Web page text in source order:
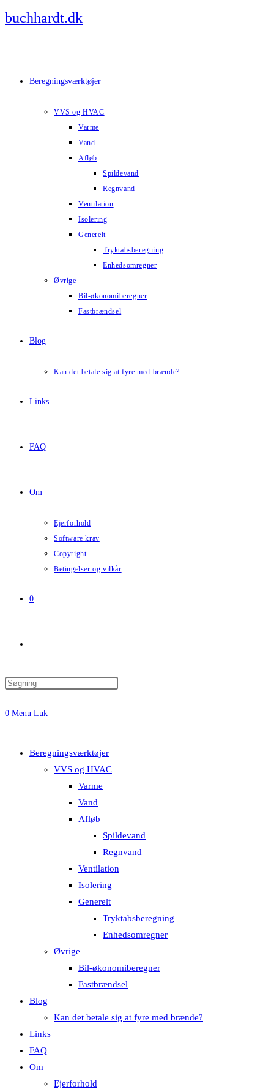
Skip
to
buchhardt.dk
Beregningsværktøjer
VVS og HVAC
Varme
Vand
Afløb
Spildevand
Regnvand
Ventilation
Isolering
Generelt
Tryktabsberegning
Enhedsomregner
Øvrige
Bil-økonomiberegner
Fastbrændsel
Blog
Kan det betale sig at fyre med brænde?
Links
FAQ
Om
Ejerforhold
Software krav
Copyright
Betingelser og vilkår
0
website
0 Menu Luk
Beregningsværktøjer
VVS og HVAC
Varme
Vand
Afløb
Spildevand
Regnvand
Ventilation
Isolering
Generelt
Tryktabsberegning
Enhedsomregner
Øvrige
Bil-økonomiberegner
Fastbrændsel
Blog
Kan det betale sig at fyre med brænde?
Links
FAQ
Om
Ejerforhold